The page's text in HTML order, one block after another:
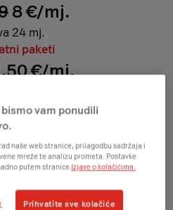
8 €/mj.
24 mj.
paketi
€/mj.
Dodatni paketi
90+
vam ponudili
naše web stranice, prilagodbu sadržaja i
mreže te analizu prometa. Postavke
putem stranice Izjave o kolačićima.
Prihvatite sve kolačiće